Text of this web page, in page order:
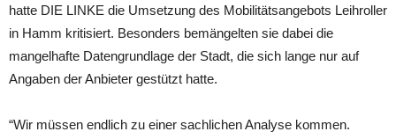
hatte DIE LINKE die Umsetzung des Mobilitätsangebots Leihroller
in Hamm kritisiert. Besonders bemängelten sie dabei die
mangelhafte Datengrundlage der Stadt, die sich lange nur auf
Angaben der Anbieter gestützt hatte.
“Wir müssen endlich zu einer sachlichen Analyse kommen.